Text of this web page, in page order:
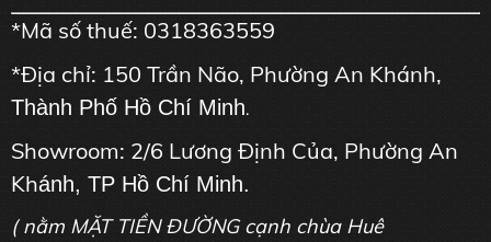
*Mã số thuế: 0318363559
*Địa chỉ: 150 Trần Não, Phường An Khánh,
Thành Phố Hồ Chí Minh.
Showroom: 2/6 Lương Định Của, Phường An
Khánh, TP Hồ Chí Minh.
( nằm MẶT TIỀN ĐƯỜNG cạnh chùa Huê